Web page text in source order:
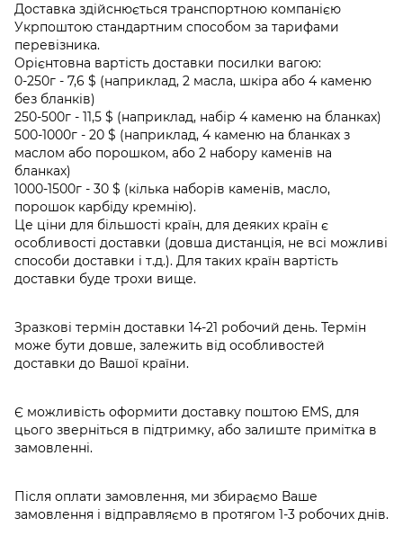
Доставка здійснюється транспортною компанією
Укрпоштою стандартним способом за тарифами
перевізника.
Орієнтовна вартість доставки посилки вагою:
0-250г - 7,6 $ (наприклад, 2 масла, шкіра або 4 каменю
без бланків)
250-500г - 11,5 $ (наприклад, набір 4 каменю на бланках)
500-1000г - 20 $ (наприклад, 4 каменю на бланках з
маслом або порошком, або 2 набору каменів на
бланках)
1000-1500г - 30 $ (кілька наборів каменів, масло,
порошок карбіду кремнію).
Це ціни для більшості країн, для деяких країн є
особливості доставки (довша дистанція, не всі можливі
способи доставки і т.д.). Для таких країн вартість
доставки буде трохи вище.
Зразкові термін доставки 14-21 робочий день. Термін
може бути довше, залежить від особливостей
доставки до Вашої країни.
Є можливість оформити доставку поштою EMS, для
цього зверніться в підтримку, або залиште примітка в
замовленні.
Після оплати замовлення, ми збираємо Ваше
замовлення і відправляємо в протягом 1-3 робочих днів.